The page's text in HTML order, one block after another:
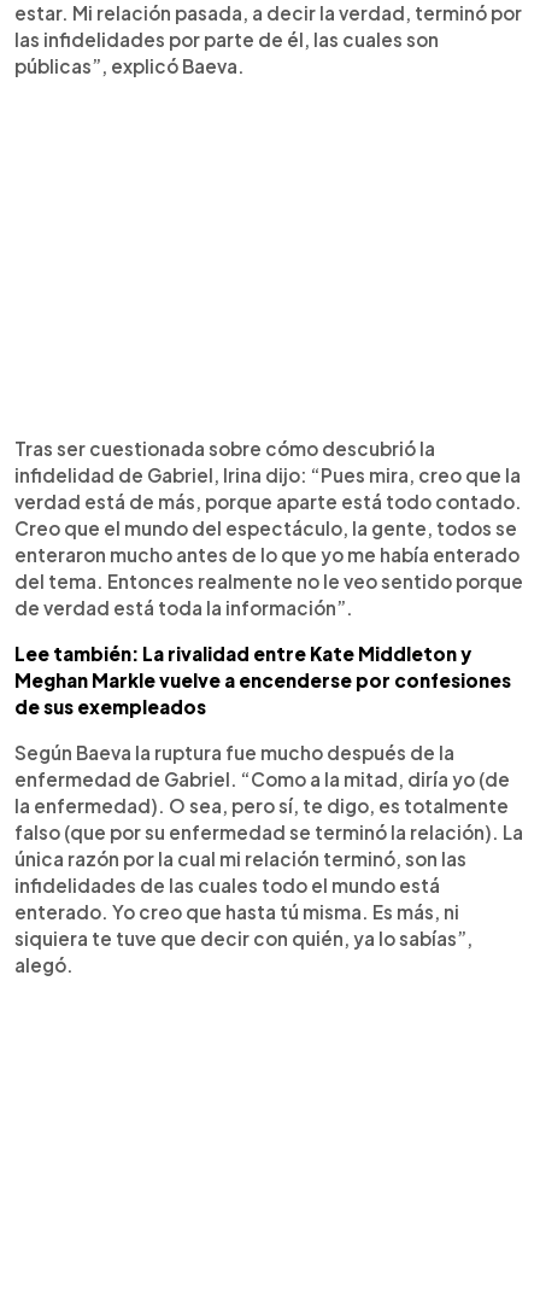
estar. Mi relación pasada, a decir la verdad, terminó por
las infidelidades por parte de él, las cuales son
públicas”, explicó Baeva.
Tras ser cuestionada sobre cómo descubrió la
infidelidad de Gabriel, Irina dijo: “Pues mira, creo que la
verdad está de más, porque aparte está todo contado.
Creo que el mundo del espectáculo, la gente, todos se
enteraron mucho antes de lo que yo me había enterado
del tema. Entonces realmente no le veo sentido porque
de verdad está toda la información”.
Lee también: La rivalidad entre Kate Middleton y
Meghan Markle vuelve a encenderse por confesiones
de sus exempleados
Según Baeva la ruptura fue mucho después de la
enfermedad de Gabriel. “Como a la mitad, diría yo (de
la enfermedad). O sea, pero sí, te digo, es totalmente
falso (que por su enfermedad se terminó la relación). La
única razón por la cual mi relación terminó, son las
infidelidades de las cuales todo el mundo está
enterado. Yo creo que hasta tú misma. Es más, ni
siquiera te tuve que decir con quién, ya lo sabías”,
alegó.